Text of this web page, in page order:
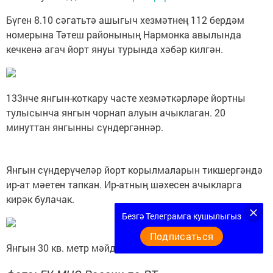
Бүген 8.10 сәгатьтә ашыгыч хезмәтнең 112 бердәм
номерына Тәтеш районының Нармонка авылында
кечкенә агач йорт януы турында хәбәр килгән.
133нче янгын-коткару часте хезмәткәрләре йортны
тулысынча янгын чорнап алуын ачыклаган. 20
минуттан янгынны сүндергәннәр.
Янгын сүндерүчеләр йорт корылмаларын тикшергәндә
ир-ат мәетен тапкан. Ир-атның шәхесен ачыкларга
кирәк булачак.
Янгын 30 кв. метр мәйданга зыян салган.
Безгә Телеграмга кушылыгыз
Подписаться